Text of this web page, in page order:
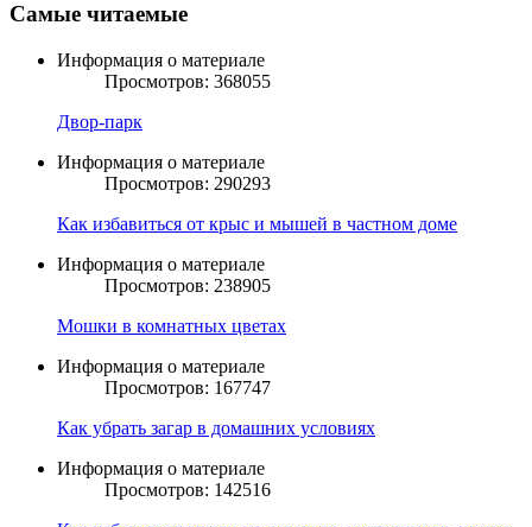
Самые читаемые
Информация о материале
Просмотров: 368055
Двор-парк
Информация о материале
Просмотров: 290293
Как избавиться от крыс и мышей в частном доме
Информация о материале
Просмотров: 238905
Мошки в комнатных цветах
Информация о материале
Просмотров: 167747
Как убрать загар в домашних условиях
Информация о материале
Просмотров: 142516